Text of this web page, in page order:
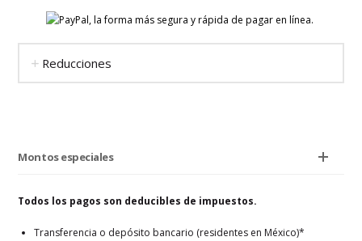
Reducciones
Montos especiales
Todos los pagos son deducibles de impuestos.
Transferencia o depósito bancario (residentes en México)*